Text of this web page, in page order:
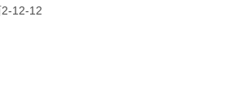
12-12